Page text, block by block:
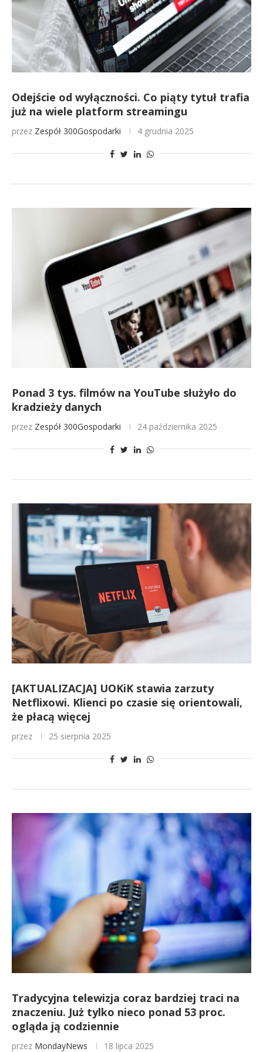
Odejście od wyłączności. Co piąty tytuł trafia
już na wiele platform streamingu
przez Zespół 300Gospodarki 4 grudnia 2025
Ponad 3 tys. filmów na YouTube służyło do
kradzieży danych
przez Zespół 300Gospodarki 24 października 2025
[AKTUALIZACJA] UOKiK stawia zarzuty
Netflixowi. Klienci po czasie się orientowali,
że płacą więcej
przez 25 sierpnia 2025
Tradycyjna telewizja coraz bardziej traci na
znaczeniu. Już tylko nieco ponad 53 proc.
ogląda ją codziennie
przez MondayNews 18 lipca 2025